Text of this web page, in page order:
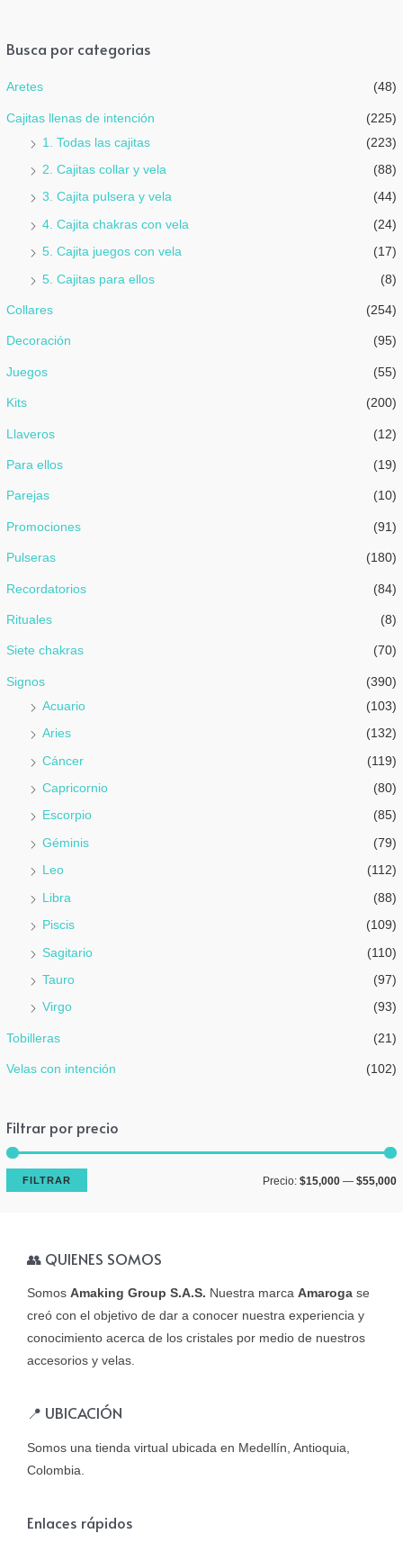
e
a
d
d
e
5
Busca por categorias
Aretes (48)
Cajitas llenas de intención
(225)
1. Todas las cajitas
(223)
2. Cajitas collar y vela (88)
3. Cajita pulsera y vela (44)
4. Cajita chakras con vela (24)
5. Cajita juegos con vela (17)
5. Cajitas para ellos (8)
Collares (254)
Decoración (95)
Juegos (55)
Kits (200)
Llaveros (12)
Para ellos (19)
Parejas (10)
Promociones (91)
Pulseras (180)
Recordatorios (84)
Rituales (8)
Siete chakras (70)
Signos
(390)
Acuario
(103)
Aries (132)
Cáncer (119)
Capricornio (80)
Escorpio (85)
Géminis (79)
Leo (112)
Libra (88)
Piscis (109)
Sagitario (110)
Tauro (97)
Virgo (93)
Tobilleras (21)
Velas con intención (102)
Filtrar por precio
PP
FILTRAR Precio: $15,000— $55,000
👥 QUIENES SOMOS
Somos Amaking Group S.A.S. Nuestra marca Amaroga se
creó con el objetivo de dar a conocer nuestra experiencia y
conocimiento acerca de los cristales por medio de nuestros
accesorios y velas.
📍 UBICACIÓN
Somos una tienda virtual ubicada en Medellín, Antioquia,
Colombia.
Enlaces rápidos